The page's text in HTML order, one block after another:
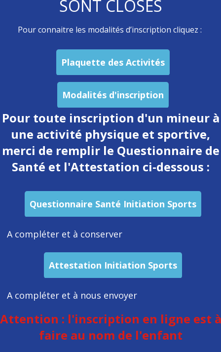
SONT CLOSES
Pour connaitre les modalités d’inscription cliquez :
Plaquette des Activités
Modalités d'inscription
Pour toute inscription d'un mineur à
une activité physique et sportive,
merci de remplir le Questionnaire de
Santé et l'Attestation ci-dessous :
Questionnaire Santé Initiation Sports
A compléter et à conserver
Attestation Initiation Sports
compléter et à nous envoyer
Attention : l'inscription en ligne est à
faire au nom de l'enfant